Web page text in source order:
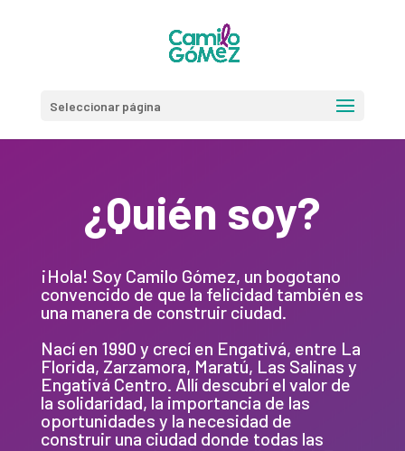
Seleccionar página
¿Quién soy?
¡Hola! Soy Camilo Gómez, un bogotano
convencido de que la felicidad también es
una manera de construir ciudad.
Nací en 1990 y crecí en Engativá, entre La
Florida, Zarzamora, Maratú, Las Salinas y
Engativá Centro. Allí descubrí el valor de
la solidaridad, la importancia de las
oportunidades y la necesidad de
construir una ciudad donde todas las